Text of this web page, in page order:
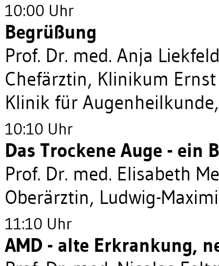
10:00 Uhr
Begrüßung
Prof. Dr. med. Anja
Chefärztin, Klinikum
Klinik für
10:10 Uhr
Das Trockene Auge - ein
Prof. Dr. med. Elisabeth
Oberärztin, Ludwig-
11:10 Uhr
AMD - alte Erkrankung,